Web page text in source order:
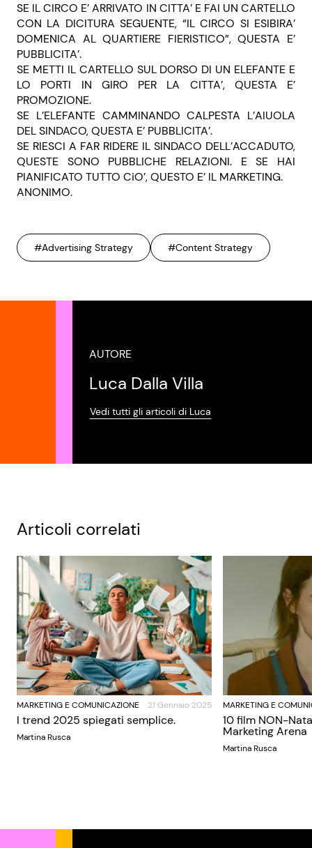
SE IL CIRCO E’ ARRIVATO IN CITTA’ E FAI UN CARTELLO
CON LA DICITURA SEGUENTE, “IL CIRCO SI ESIBIRA’
DOMENICA AL QUARTIERE FIERISTICO”, QUESTA E’
PUBBLICITA’.
SE METTI IL CARTELLO SUL DORSO DI UN ELEFANTE E
LO PORTI IN GIRO PER LA CITTA’, QUESTA E’
PROMOZIONE.
SE L’ELEFANTE CAMMINANDO CALPESTA L’AIUOLA
DEL SINDACO, QUESTA E’ PUBBLICITA’.
SE RIESCI A FAR RIDERE IL SINDACO DELL’ACCADUTO,
QUESTE SONO PUBBLICHE RELAZIONI. E SE HAI
PIANIFICATO TUTTO CiO’, QUESTO E’ IL MARKETING.
ANONIMO.
#Advertising Strategy #Content Strategy
AUTORE
Luca Dalla Villa
Vedi tutti gli articoli di Luca
Articoli correlati
MARKETING E COMUNICAZIONE 21 Gennaio 2025
I trend 2025 spiegati semplice.
Martina Rusca
MARKETING E
10 film NON-
Marketing Arena
Martina Rusca